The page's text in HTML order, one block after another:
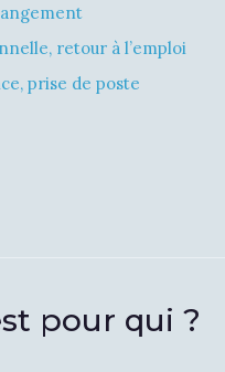
retour à l’emploi
prise de poste
pour qui ?